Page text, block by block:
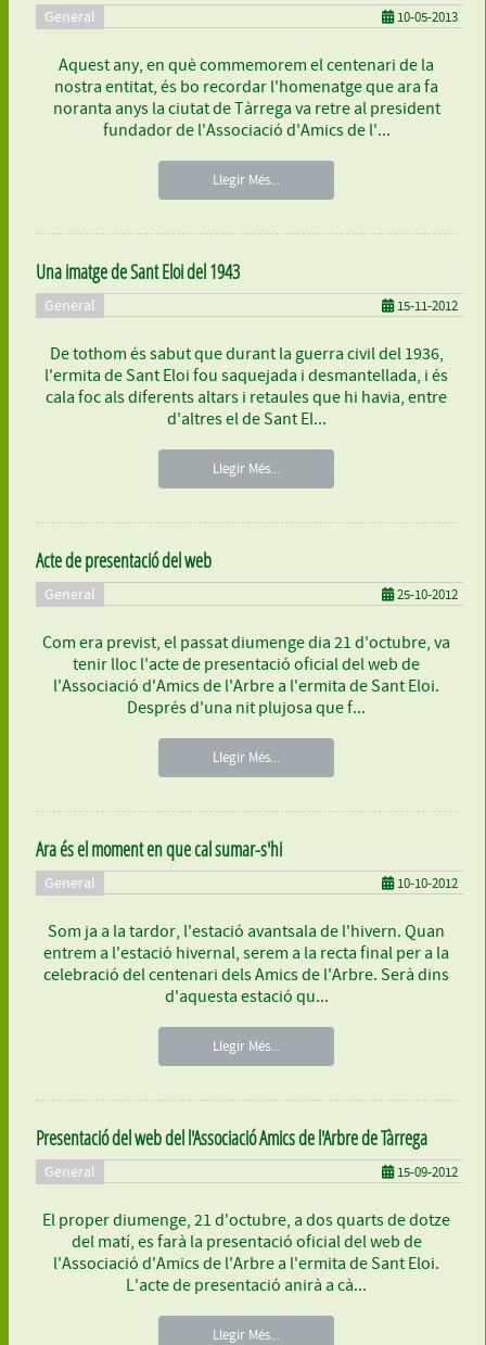
General 10-05-2013
Aquest any, en què commemorem el centenari de la
nostra entitat, és bo recordar l'homenatge que ara fa
noranta anys la ciutat de Tàrrega va retre al president
fundador de l'Associació d'Amics de l'...
Llegir Més...
Una imatge de Sant Eloi del 1943
General 15-11-2012
De tothom és sabut que durant la guerra civil del 1936,
l'ermita de Sant Eloi fou saquejada i desmantellada, i és
cala foc als diferents altars i retaules que hi havia, entre
d'altres el de Sant El...
Llegir Més...
Acte de presentació del web
General 25-10-2012
Com era previst, el passat diumenge dia 21 d'octubre, va
tenir lloc l'acte de presentació oficial del web de
l'Associació d'Amics de l'Arbre a l'ermita de Sant Eloi.
Després d'una nit plujosa que f...
Llegir Més...
Ara és el moment en que cal sumar-s'hi
General 10-10-2012
Som ja a la tardor, l'estació avantsala de l'hivern. Quan
entrem a l'estació hivernal, serem a la recta final per a la
celebració del centenari dels Amics de l'Arbre. Serà dins
d'aquesta estació qu...
Llegir Més...
Presentació del web del l'Associació Amics de l'Arbre de Tàrrega
General 15-09-2012
El proper diumenge, 21 d'octubre, a dos quarts de dotze
del matí, es farà la presentació oficial del web de
l'Associació d'Amics de l'Arbre a l'ermita de Sant Eloi.
L'acte de presentació anirà a cà...
Llegir Més...